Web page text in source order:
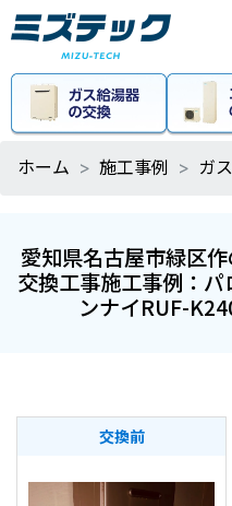
ホーム 施工事例 ガ
愛知県名古屋市緑区
交換工事施工事例：パ
ンナイRUF-
交換前